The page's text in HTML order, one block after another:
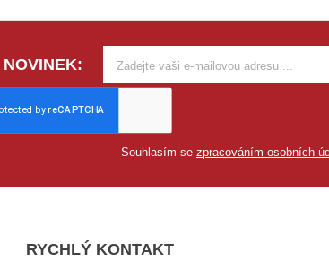
Souhlasím se zpracováním osobních
RYCHLÝ KONTAKT